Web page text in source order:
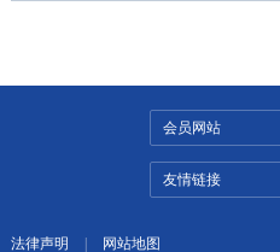
会员网站
友情链接
法律声明 网站地图